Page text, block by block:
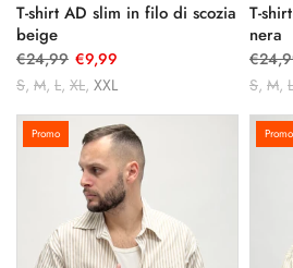
T-shirt AD slim in filo di scozia
beige
€24,99 €9,99
S M L XL XXL
T-
nera
S M L
Promo Promo